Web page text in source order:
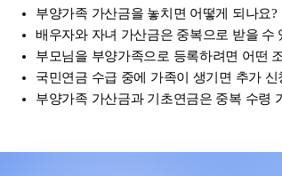
부양가족 가산금을 놓치면 어떻게 되나요?
배우자와 자녀 가산금은 중복으로 받을 수
부모님을 부양가족으로 등록하려면 어떤
국민연금 수급 중에 가족이 생기면 추가 신
부양가족 가산금과 기초연금은 중복 수령